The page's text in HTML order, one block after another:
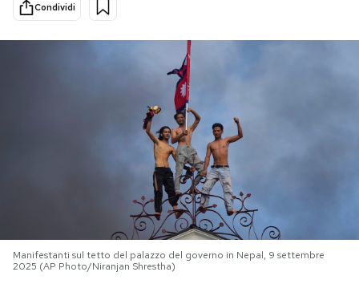
Cultura
I MIEI PREFERITI
Condividi
Manifestanti sul tetto del palazzo del governo in Nepal, 9 settembre
2025 (AP Photo/Niranjan Shrestha)